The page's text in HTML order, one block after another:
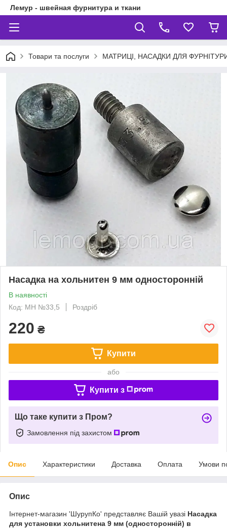
Лемур - швейная фурнитура и ткани
Товари та послуги МАТРИЦІ, НАСАДКИ ДЛЯ
Насадка на хольнитен 9 мм односторонній
В наявності
Код: MH №33,5
Роздріб
220 ₴
Купити
або
Купити з
Що таке купити з Пром?
Замовлення під захистом
Опис Характеристики Доставка Оплата Умови
Опис
Інтернет-магазин 'ШурупКо' представляє Вашій увазі Насадка
для установки хольнитена 9 мм (односторонній) в